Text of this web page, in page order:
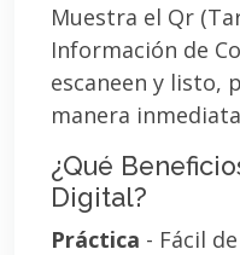
Muestra el Qr
Información de
escaneen y listo,
manera
¿Qué
Digital?
Práctica - Fácil